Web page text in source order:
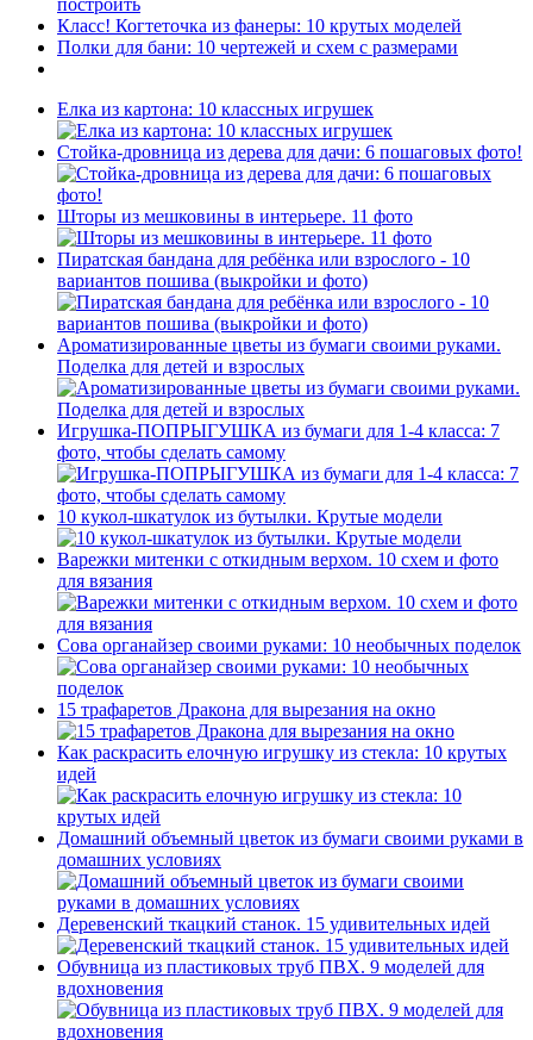
Класс! Когтеточка из фанеры: 10 крутых моделей
Полки для бани: 10 чертежей и схем с размерами
Елка из картона: 10 классных игрушек
Стойка-дровница из дерева для дачи: 6 пошаговых фото!
Шторы из мешковины в интерьере. 11 фото
Пиратская бандана для ребёнка или взрослого - 10
вариантов пошива (выкройки и фото)
Ароматизированные цветы из бумаги своими руками.
Поделка для детей и взрослых
Игрушка-ПОПРЫГУШКА из бумаги для 1-4 класса: 7
фото, чтобы сделать самому
10 кукол-шкатулок из бутылки. Крутые модели
Варежки митенки с откидным верхом. 10 схем и фото
для вязания
Сова органайзер своими руками: 10 необычных поделок
15 трафаретов Дракона для вырезания на окно
Как раскрасить елочную игрушку из стекла: 10 крутых
идей
Домашний объемный цветок из бумаги своими руками в
домашних условиях
Деревенский ткацкий станок. 15 удивительных идей
Обувница из пластиковых труб ПВХ. 9 моделей для
вдохновения